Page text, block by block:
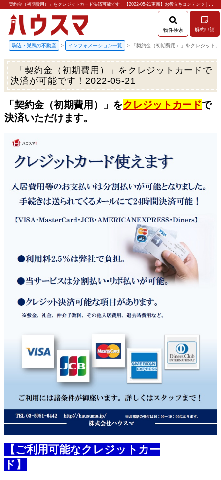
「契約金（初期費用）」をクレジットカード決済可能です！【2022-05-21更新】お役立ちコンテンツ | 駒込・巣鴨の賃貸のことなら株式会社ハウスマ
物件検索 解約申請
駒込・巣鴨の不動産 > インフォメーション一覧 > 「契約金（初期費用）」をクレジット
「契約金（初期費用）」をクレジットカードで
決済が可能です！ 2022-05-21
「契約金（初期費用）」をクレジットカードで
決済いただけます。
【ご利用可能なクレジットカー
ド】